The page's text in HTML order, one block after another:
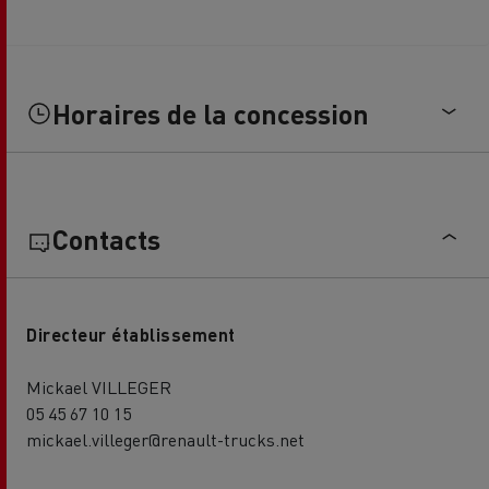
Horaires de la concession
Contacts
Directeur établissement
Mickael VILLEGER
05 45 67 10 15
mickael.villeger@renault-trucks.net